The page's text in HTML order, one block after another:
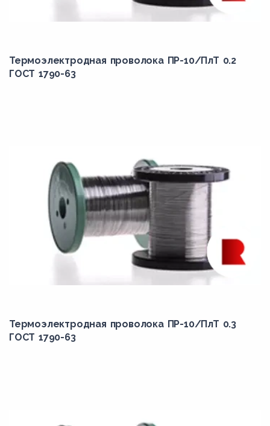
Термоэлектродная проволока ПР-10/ПлТ 0.2
ГОСТ 1790-63
Термоэлектродная проволока ПР-10/ПлТ 0.3
ГОСТ 1790-63